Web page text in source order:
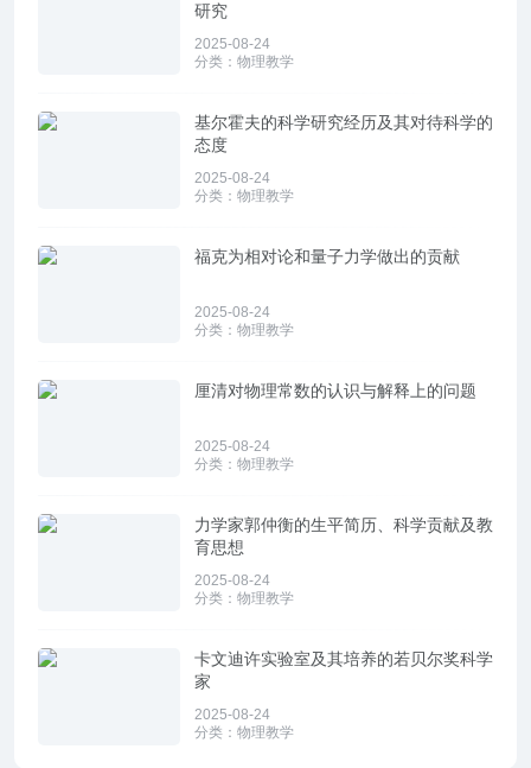
研究
2025-08-24
分类： 物理教学
基尔霍夫的科学研究经历及其对待科学的
态度
2025-08-24
分类： 物理教学
福克为相对论和量子力学做出的贡献
2025-08-24
分类： 物理教学
厘清对物理常数的认识与解释上的问题
2025-08-24
分类： 物理教学
力学家郭仲衡的生平简历、科学贡献及教
育思想
2025-08-24
分类： 物理教学
卡文迪许实验室及其培养的若贝尔奖科学
家
2025-08-24
分类： 物理教学